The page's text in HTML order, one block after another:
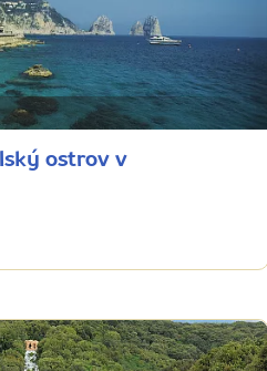
ostrov v